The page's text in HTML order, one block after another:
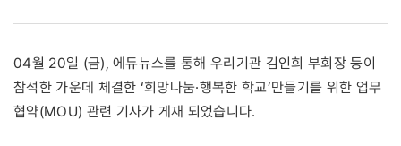
04월 20일 (금), 에듀뉴스를 통해 우리기관 김인희 부회장 등이
참석한 가운데 체결한 ‘희망나눔·행복한 학교’만들기를 위한 업무
협약(MOU) 관련 기사가 게재 되었습니다.